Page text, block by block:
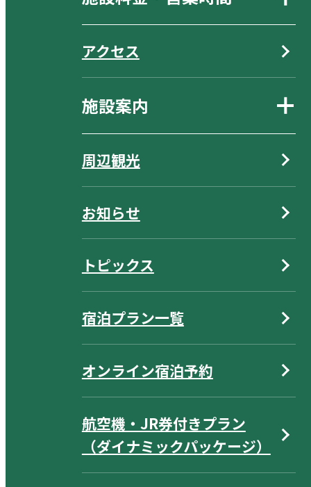
アクセス
施設案内
周辺観光
お知らせ
トピックス
宿泊プラン一覧
オンライン宿泊予約
航空機・JR券付きプラン
（ダイナミックパッケージ）